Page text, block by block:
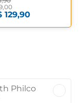
129,90
Philco